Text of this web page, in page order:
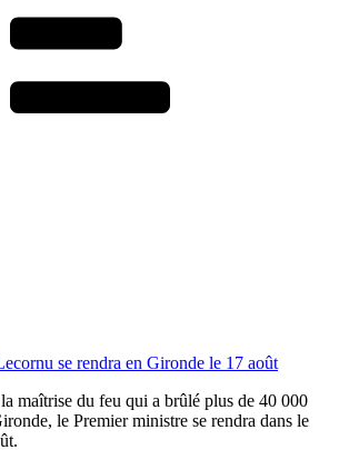
se rendra en Gironde le 17 août
maîtrise du feu qui a brûlé plus de 40 000
le Premier ministre se rendra dans le